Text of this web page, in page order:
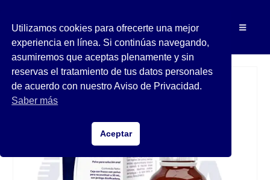
Utilizamos cookies para ofrecerte una mejor
experiencia en línea. Si continúas navegando,
asumiremos que aceptas plenamente y sin
reservas el tratamiento de tus datos personales
de acuerdo con nuestro Aviso de Privacidad.
Saber más
Aceptar